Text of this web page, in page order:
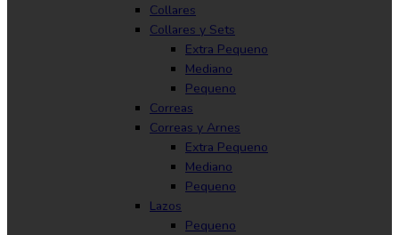
Collares
Collares y Sets
Extra Pequeno
Mediano
Pequeno
Correas
Correas y Arnes
Extra Pequeno
Mediano
Pequeno
Lazos
Pequeno